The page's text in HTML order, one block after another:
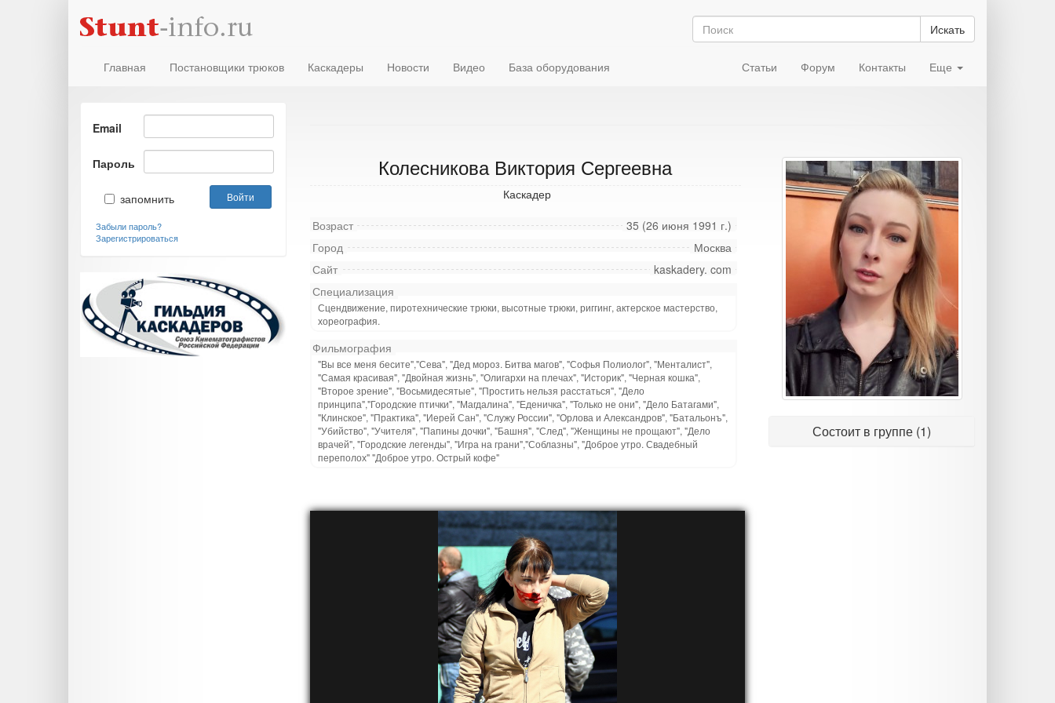
Искать
Главная Постановщики трюков Каскадеры Новости Видео База оборудования Статьи Форум Контакты Еще
Email
Пароль
запомнить
Забыли пароль?
Зарегистрироваться
Колесникова Виктория Сергеевна
Каскадер
35 (26 июня 1991 г.)
Возраст
Москва
Город
kaskadery. com
Сайт
Специализация
Сцендвижение, пиротехнические трюки, высотные трюки, риггинг, актерское мастерство,
хореография.
Фильмография
"Вы все меня бесите","Сева", "Дед мороз. Битва магов", "Софья Полиолог", "Менталист",
"Самая красивая", "Двойная жизнь", "Олигархи на плечах", "Историк", "Черная кошка",
"Второе зрение", "Восьмидесятые", "Простить нельзя расстаться", "Дело
принципа","Городские птички", "Магдалина", "Еденичка", "Только не они", "Дело Батагами",
"Клинское", "Практика", "Иерей Сан", "Служу России", "Орлова и Александров", "Батальонъ",
"Убийство", "Учителя", "Папины дочки", "Башня", "След", "Женщины не прощают", "Дело
врачей", "Городские легенды", "Игра на грани","Соблазны", "Доброе утро. Свадебный
переполох" "Доброе утро. Острый кофе"
Состоит в группе (1)